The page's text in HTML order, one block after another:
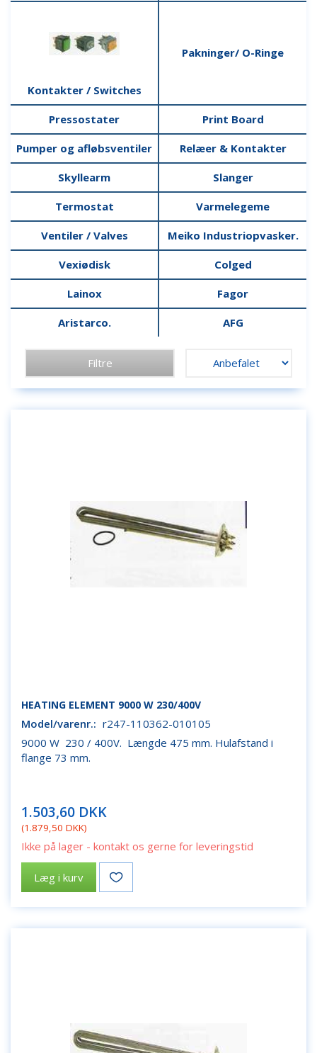
Kontakter / Switches
Pakninger/ O-Ringe
Pressostater Print Board
Pumper og afløbsventiler Relæer & Kontakter
Skyllearm Slanger
Termostat Varmelegeme
Ventiler / Valves Meiko Industriopvasker.
Vexiødisk Colged
Lainox Fagor
Aristarco. AFG
Filtre
HEATING ELEMENT 9000 W 230/400V
Model/varenr.: r247-110362-010105
9000 W 230 / 400V. Længde 475 mm. Hulafstand i
flange 73 mm.
1.503,60 DKK
(1.879,50 DKK)
Ikke på lager - kontakt os gerne for leveringstid
Læg i kurv